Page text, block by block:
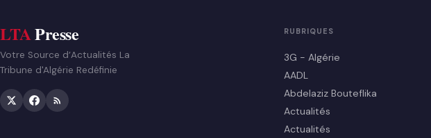
LTAPresse
Votre Source d’Actualités La
Tribune d'Algérie Redéfinie
RUBRIQUES
3G - Algérie
AADL
Abdelaziz Bouteflika
Actualités
Actualités